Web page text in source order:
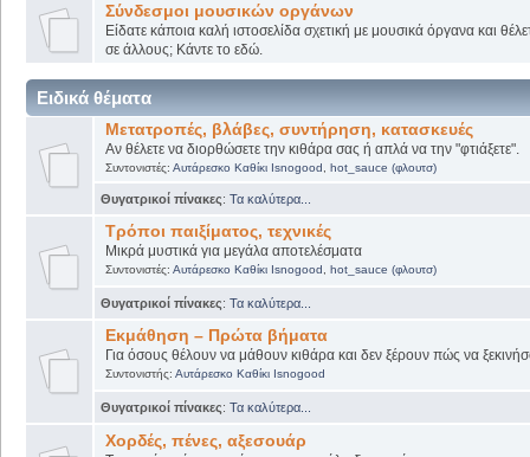
Σύνδεσμοι μουσικών οργάνων
Είδατε κάποια καλή ιστοσελίδα σχετική με μουσικά όργανα και
σε άλλους; Κάντε το εδώ.
Ειδικά θέματα
Μετατροπές, βλάβες, συντήρηση, κατασκευές
Αν θέλετε να διορθώσετε την κιθάρα σας ή απλά να την "φτιάξετε".
Συντονιστές: Αυτάρεσκο Καθίκι Isnogood hot_sauce (φλουτσ)
Θυγατρικοί πίνακες: Τα καλύτερα...
Τρόποι παιξίματος, τεχνικές
Μικρά μυστικά για μεγάλα αποτελέσματα
Συντονιστές: Αυτάρεσκο Καθίκι Isnogood hot_sauce (φλουτσ)
Θυγατρικοί πίνακες: Τα καλύτερα...
Εκμάθηση – Πρώτα βήματα
Για όσους θέλουν να μάθουν κιθάρα και δεν ξέρουν πώς να
Συντονιστής: Αυτάρεσκο Καθίκι Isnogood
Θυγατρικοί πίνακες: Τα καλύτερα...
Χορδές, πένες, αξεσουάρ